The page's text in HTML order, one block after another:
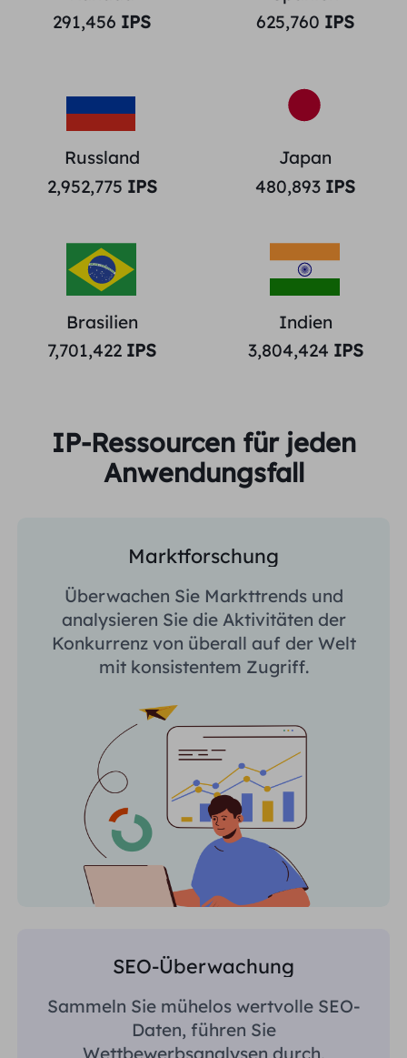
291,456 IPS
625,760 IPS
Russland
2,952,775 IPS
Japan
480,893 IPS
Brasilien
7,701,422 IPS
Indien
3,804,424 IPS
IP-Ressourcen für jeden
Anwendungsfall
Marktforschung
Überwachen Sie Markttrends und
analysieren Sie die Aktivitäten der
Konkurrenz von überall auf der Welt
mit konsistentem Zugriff.
SEO-Überwachung
Sammeln Sie mühelos wertvolle SEO-
Daten, führen Sie